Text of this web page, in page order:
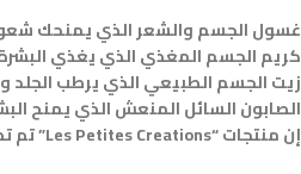
غسول الجسم والشعر الذي يمنحك
كريم الجسم المغذي الذي يغذي
زيت الجسم الطبيعي الذي يرطب الجلد
الصابون السائل المنعش الذي يمنح
إن منتجات “Les Petites Creations” تم تطويرها بعناية فائقة وتم اختبارها بدقة لضمان أنها تلبي احتياجات المستخدمين وتوفر تجربة ممتعة ومريحة في العناية الشخصية.